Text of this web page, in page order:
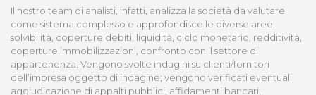
Il nostro team di analisti, infatti, analizza la società da valutare
come sistema complesso e approfondisce le diverse aree:
solvibilità, coperture debiti, liquidità, ciclo monetario, redditività,
coperture immobilizzazioni, confronto con il settore di
appartenenza. Vengono svolte indagini su clienti/fornitori
dell’impresa oggetto di indagine; vengono verificati eventuali
aggiudicazione di appalti pubblici, affidamenti bancari,